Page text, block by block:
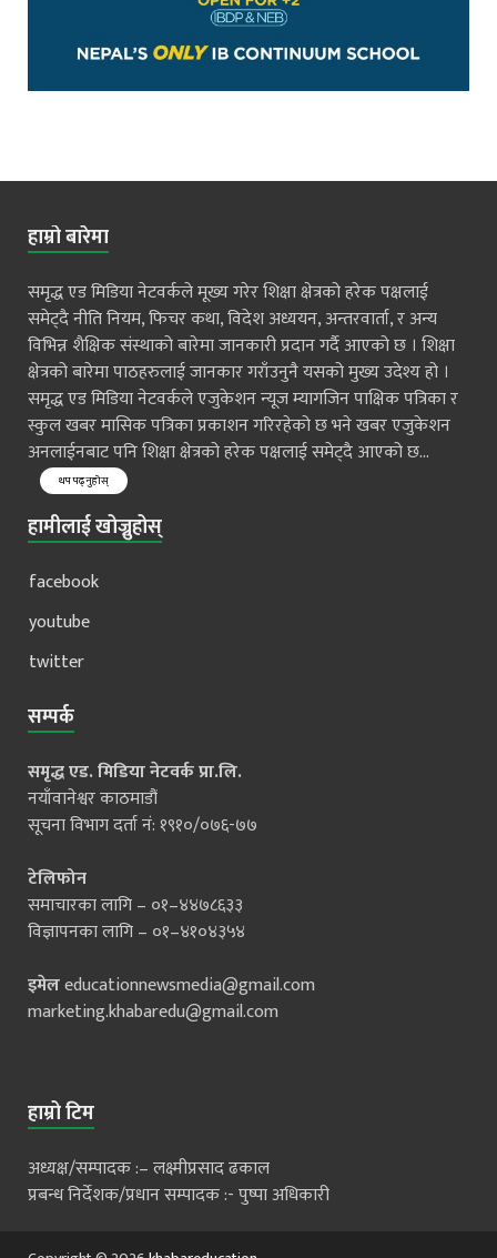
हाम्रो बारेमा
समृद्ध एड मिडिया नेटवर्कले मूख्य गरेर शिक्षा क्षेत्रको हरेक पक्षलाई
समेट्दै नीति नियम, फिचर कथा, विदेश अध्ययन, अन्तरवार्ता, र अन्य
विभिन्न शैक्षिक संस्थाको बारेमा जानकारी प्रदान गर्दै आएको छ । शिक्षा
क्षेत्रको बारेमा पाठहरुलाई जानकार गराँउनुनै यसको मुख्य उदेश्य हो ।
समृद्ध एड मिडिया नेटवर्कले एजुकेशन न्यूज म्यागजिन पाक्षिक पत्रिका र
स्कुल खबर मासिक पत्रिका प्रकाशन गरिरहेको छ भने खबर एजुकेशन
अनलाईनबाट पनि शिक्षा क्षेत्रको हरेक पक्षलाई समेट्दै आएको छ...
थप पढ्नुहोस्
हामीलाई खोज्नुहोस्
facebook
youtube
twitter
सम्पर्क
समृद्ध एड. मिडिया नेटवर्क प्रा.लि.
नयाँवानेश्वर काठमाडौं
सूचना विभाग दर्ता नं: १९१०/०७६-७७
टेलिफोन
समाचारका लागि – ०१–४४७८६३३
विज्ञापनका लागि – ०१–४१०४३५४
इमेलeducationnewsmedia@gmail.com
marketing.khabaredu@gmail.com
हाम्रो टिम
अध्यक्ष/सम्पादक :– लक्ष्मीप्रसाद ढकाल
प्रबन्ध निर्देशक/प्रधान सम्पादक :- पुष्पा अधिकारी